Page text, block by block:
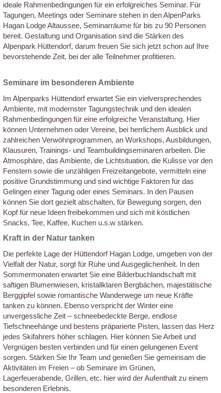
ideale Rahmenbedingungen für ein erfolgreiches Seminar. Für
Tagungen, Meetings oder Seminare stehen in den AlpenParks
Hagan Lodge Altaussee, Seminarräume für bis zu 90 Personen
bereit. Gestaltung und Organisation sind die Stärken des
Alpenpark Hüttendorf, darum freuen Sie sich jetzt schon auf Ihre
bevorstehende Zeit, bei der alle Teilnehmer profitieren.
Seminare im besonderen Ambiente
Im Alpenparks Hüttendorf erwartet Sie ein vielversprechendes
Ambiente, mit modernster Tagungstechnik und den idealen
Rahmenbedingungen für eine erfolgreiche Veranstaltung. Hier
können Unternehmen oder Vereine, bei herrlichem Ausblick und
zahlreichen Verwöhnprogrammen, an Workshops, Ausbildungen,
Klausuren, Trainings- und Teambuildingseminaren arbeiten. Die
Atmosphäre, das Ambiente, die Lichtsituation, die Kulisse vor den
Fenstern sowie die unzähligen Freizeitangebote, vermitteln eine
positive Grundstimmung und sind wichtige Faktoren für das
Gelingen einer Tagung oder eines Seminars. In den Pausen
können Sie dort gezielt abschalten, für Bewegung sorgen, den
Kopf für neue Ideen freibekommen und sich mit köstlichen
Snacks, Tee, Kaffee, Kuchen u.s.w stärken.
Kraft in der Natur tanken
Die perfekte Lage der Hüttendorf Hagan Lodge, umgeben von der
Vielfalt der Natur, sorgt für Ruhe und Ausgeglichenheit. In den
Sommermonaten erwartet Sie eine Bilderbuchlandschaft mit
saftigen Blumenwiesen, kristallklaren Bergbächen, majestätische
Berggipfel sowie romantische Wanderwege um neue Kräfte
tanken zu können. Ebenso verspricht der Winter eine
unvergessliche Zeit – schneebedeckte Berge, endlose
Tiefschneehänge und bestens präparierte Pisten, lassen das Herz
jedes Skifahrers höher schlagen. Hier können Sie Arbeit und
Vergnügen besten verbinden und für einen gelungenen Event
sorgen. Stärken Sie Ihr Team und genießen Sie gemeinsam die
Aktivitäten im Freien – ob Seminare im Grünen,
Lagerfeuerabende, Grillen, etc. hier wird der Aufenthalt zu einem
besonderen Erlebnis.